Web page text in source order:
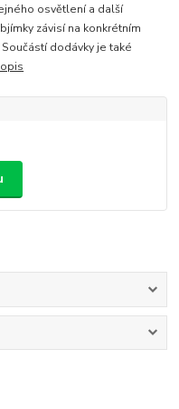
osvětlení a další
závisí na konkrétním
dodávky je také